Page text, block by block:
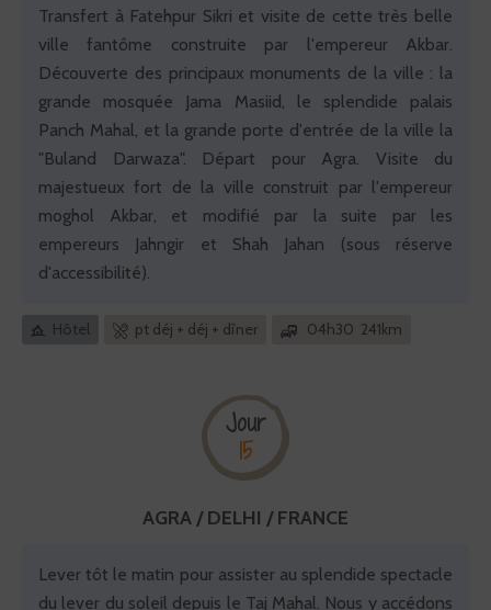
Transfert à Fatehpur Sikri et visite de cette très belle
ville fantôme construite par l'empereur Akbar.
Découverte des principaux monuments de la ville : la
grande mosquée Jama Masiid, le splendide palais
Panch Mahal, et la grande porte d'entrée de la ville la
"Buland Darwaza". Départ pour Agra. Visite du
majestueux fort de la ville construit par l'empereur
moghol Akbar, et modifié par la suite par les
empereurs Jahngir et Shah Jahan (sous réserve
d'accessibilité).
Hôtel pt déj + déj + dîner 04h30 241km
Jour
15
AGRA / DELHI / FRANCE
Lever tôt le matin pour assister au splendide spectacle
du lever du soleil depuis le Taj Mahal. Nous y accédons